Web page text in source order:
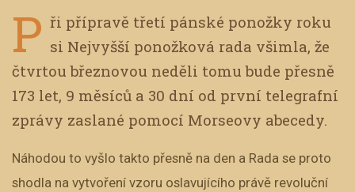
P ři přípravě třetí pánské ponožky roku
si Nejvyšší ponožková rada všimla, že
čtvrtou březnovou neděli tomu bude přesně
173 let, 9 měsíců a 30 dní od první telegrafní
zprávy zaslané pomocí Morseovy abecedy.
Náhodou to vyšlo takto přesně na den a Rada se proto
shodla na vytvoření vzoru oslavujícího právě revoluční